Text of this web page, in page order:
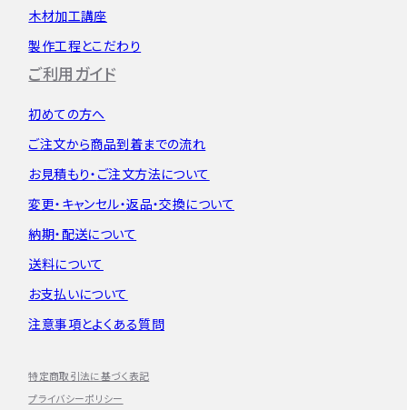
木材加工講座
製作工程とこだわり
ご利用ガイド
初めての方へ
ご注文から商品到着までの流れ
お見積もり・ ご注文方法について
変更・キャンセル・返品・交換について
納期・配送について
送料について
お支払いについて
注意事項とよくある質問
特定商取引法に基づく表記
プライバシーポリシー